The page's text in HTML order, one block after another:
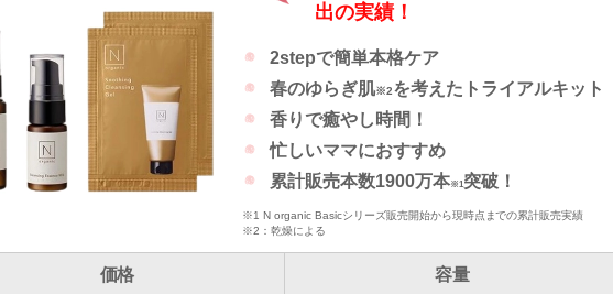
出の実績！
2stepで簡単本格ケア
春のゆらぎ肌※2を考えたトライアルキット
香りで癒やし時間！
忙しいママにおすすめ
累計販売本数1900万本※1突破！
※1 N organic Basicシリーズ販売開始から現時点までの累計販売実績
※2：乾燥による
価格 容量